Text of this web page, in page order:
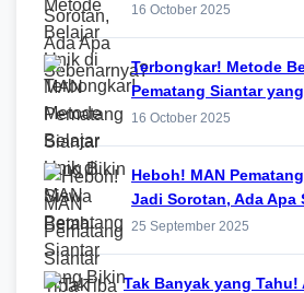
16 October 2025
Terbongkar! Metode
Pematang Siantar
16 October 2025
Heboh! MAN
Jadi Sorotan, Ada Apa
25 September 2025
Tak Banyak yang Tahu!